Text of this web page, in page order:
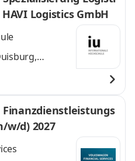
Logistics GmbH
Finanzdienstleistungs
w/d) 2027